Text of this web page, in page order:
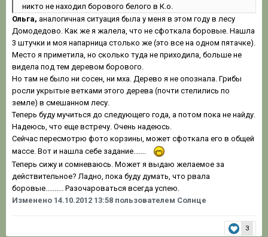
никто не находил борового белого в К.о.
Ольга, аналогичная ситуация была у меня в этом году в лесу
Домодедово. Как же я жалела, что не сфоткала боровые. Нашла
3 штучки и моя напарница столько же (это все на одном пятачке).
Место я приметила, но сколько туда не приходила, больше не
видела под тем деревом борового.
Но там не было ни сосен, ни мха. Дерево я не опознала. Грибы
росли укрытые ветками этого дерева (почти стелились по
земле) в смешанном лесу.
Теперь буду мучиться до следующего года, а потом пока не найду.
Надеюсь, что еще встречу. Очень надеюсь.
Сейчас пересмотрю фото корзины, может сфоткала его в общей
массе. Вот и нашла себе задание.......
Теперь сижу и сомневаюсь. Может я выдаю желаемое за
действительное? Ладно, пока буду думать, что рвала
боровые.......... Разочароваться всегда успею.
Изменено 14.10.2012 13:58 пользователем Солнце
3